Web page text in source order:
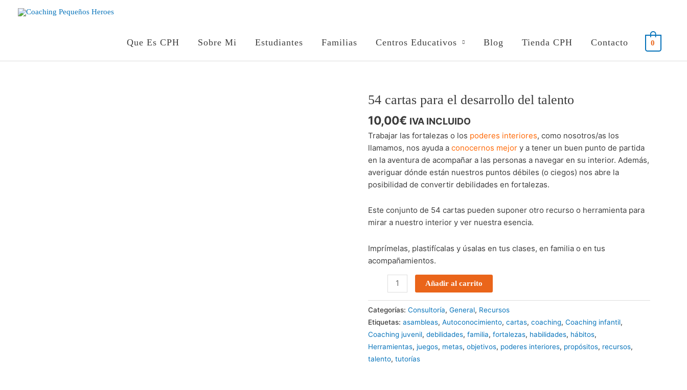
Que Es CPH Sobre Mi Estudiantes Familias Centros Educativos Blog Tienda CPH Contacto 0
54 cartas para el desarrollo del talento
10,00€ IVA INCLUIDO
Trabajar las fortalezas o los poderes interiores, como nosotros/as los
llamamos, nos ayuda a conocernos mejor y a tener un buen punto de partida
en la aventura de acompañar a las personas a navegar en su interior. Además,
averiguar dónde están nuestros puntos débiles (o ciegos) nos abre la
posibilidad de convertir debilidades en fortalezas.
Este conjunto de 54 cartas pueden suponer otro recurso o herramienta para
mirar a nuestro interior y ver nuestra esencia.
Imprímelas, plastifícalas y úsalas en tus clases, en familia o en tus
acompañamientos.
54
para
el
desarrollo
del
talento
cantidad
Añadir al carrito
Categorías: Consultoría, General, Recursos
Etiquetas: asambleas, Autoconocimiento, cartas, coaching, Coaching infantil,
Coaching juvenil, debilidades, familia, fortalezas, habilidades, hábitos,
Herramientas, juegos, metas, objetivos, poderes interiores, propósitos, recursos,
talento, tutorías